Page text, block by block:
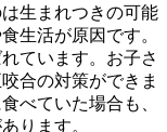
生まれつきの可能
生活が原因です。
ています。お子さ
合の対策ができま
べていた場合も、
ります。